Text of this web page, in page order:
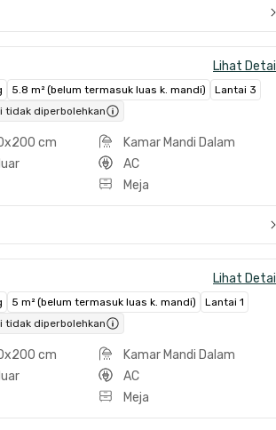
Lihat Detail
5.8 m² (belum termasuk luas k. mandi)
Lantai 3
tidak diperbolehkan
cm
Kamar Mandi Dalam
AC
Meja
Lihat Detail
5 m² (belum termasuk luas k. mandi)
Lantai 1
tidak diperbolehkan
cm
Kamar Mandi Dalam
AC
Meja